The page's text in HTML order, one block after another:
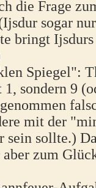
die Frage
sogar
bringt
Spiegel":
sondern 9
mit der
sollte.)
zum